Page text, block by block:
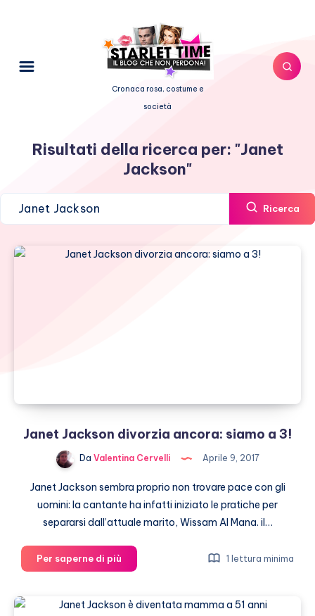
Cronaca rosa, costume e
società
Risultati della ricerca per: "Janet
Jackson"
Ricerca
Janet Jackson divorzia ancora: siamo a 3!
Da Valentina Cervelli Aprile 9, 2017
Janet Jackson sembra proprio non trovare pace con gli
uomini: la cantante ha infatti iniziato le pratiche per
separarsi dall’attuale marito, Wissam Al Mana. il…
Per saperne di più
Jackson
ancora:
1 lettura minima